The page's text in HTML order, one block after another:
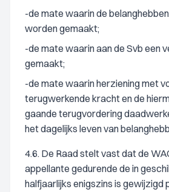
-de mate waarin de
worden gemaakt;
-de mate waarin aan de Svb een
gemaakt;
-de mate waarin herziening met
terugwerkende kracht en de
gaande terugvordering
het dagelijks leven van
4.6. De Raad stelt vast dat de
appellante gedurende de in
halfjaarlijks enigszins is gewijzigd